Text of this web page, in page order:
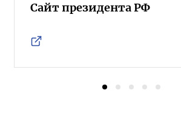
Сайт президента РФ